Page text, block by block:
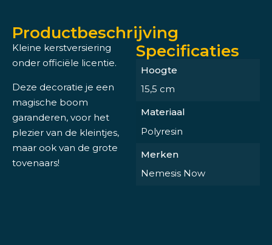
Productbeschrijving
Kleine kerstversiering
onder officiële licentie.
Deze decoratie je een
magische boom
garanderen, voor het
plezier van de kleintjes,
maar ook van de grote
tovenaars!
Specificaties
Hoogte
15,5 cm
Materiaal
Polyresin
Merken
Nemesis Now